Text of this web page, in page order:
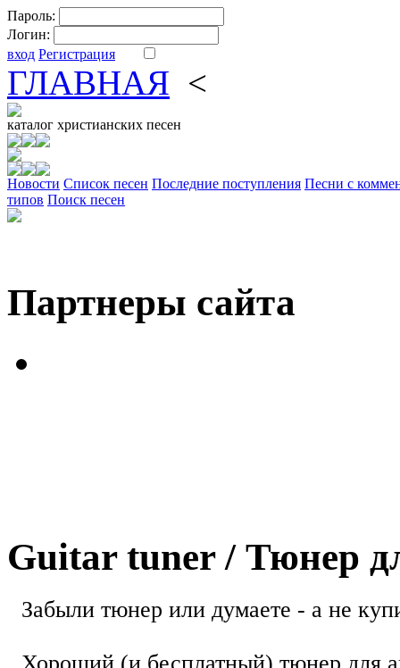
Пароль:
Логин:
вход Регистрация
ГЛАВНАЯ <
каталог христианских песен
Новости Cписок песен Последние поступления Песни с
типов Поиск песен
Партнеры сайта
Guitar tuner / Тюнер
Забыли тюнер или думаете - а не
Хороший (и бесплатный) тюнер для